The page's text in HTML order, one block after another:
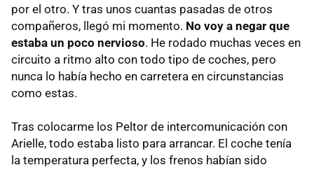
por el otro. Y tras unos cuantas pasadas de otros
compañeros, llegó mi momento. No voy a negar que
estaba un poco nervioso. He rodado muchas veces en
circuito a ritmo alto con todo tipo de coches, pero
nunca lo había hecho en carretera en circunstancias
como estas.
Tras colocarme los Peltor de intercomunicación con
Arielle, todo estaba listo para arrancar. El coche tenía
la temperatura perfecta, y los frenos habían sido